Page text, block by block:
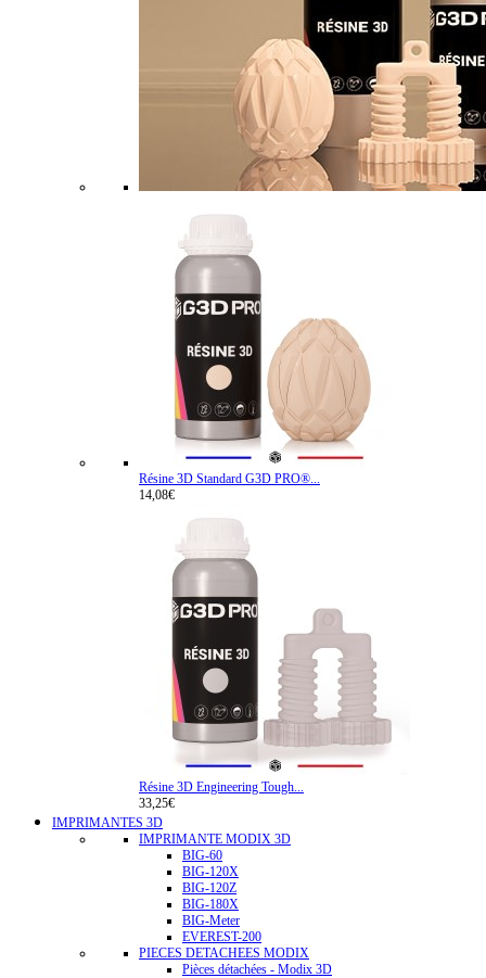
Résine 3D Standard G3D PRO®...
14,08€
Résine 3D Engineering Tough...
33,25€
IMPRIMANTES 3D
IMPRIMANTE MODIX 3D
BIG-60
BIG-120X
BIG-120Z
BIG-180X
BIG-Meter
EVEREST-200
PIECES DETACHEES MODIX
Pièces détachées - Modix 3D